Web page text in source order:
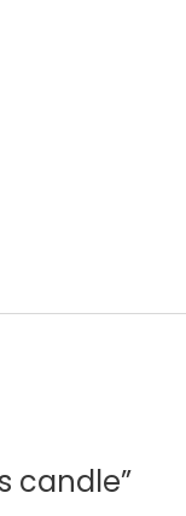
candle”